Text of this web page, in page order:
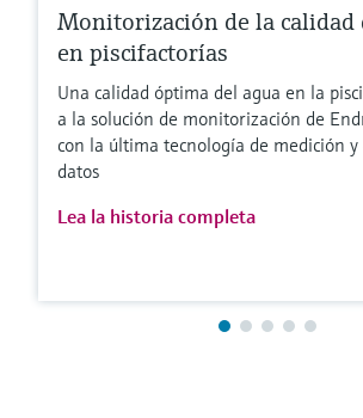
Monitorización de la calidad
en piscifactorías
Una calidad óptima del agua en la
a la solución de monitorización de
con la última tecnología de medición y
datos
Lea la historia completa